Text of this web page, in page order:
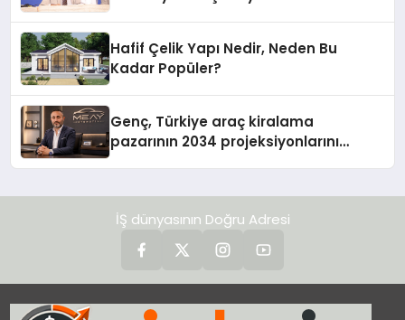
Hafif Çelik Yapı Nedir, Neden Bu
Kadar Popüler?
Genç, Türkiye araç kiralama
pazarının 2034 projeksiyonlarını
İŞ dünyasının Doğru Adresi